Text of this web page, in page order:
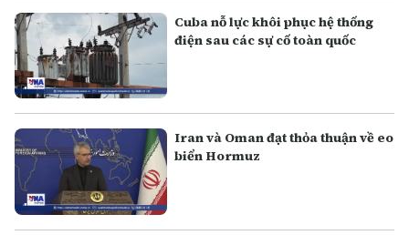
Cuba nỗ lực khôi phục hệ thống
điện sau các sự cố toàn quốc
Iran và Oman đạt thỏa thuận về eo
biển Hormuz